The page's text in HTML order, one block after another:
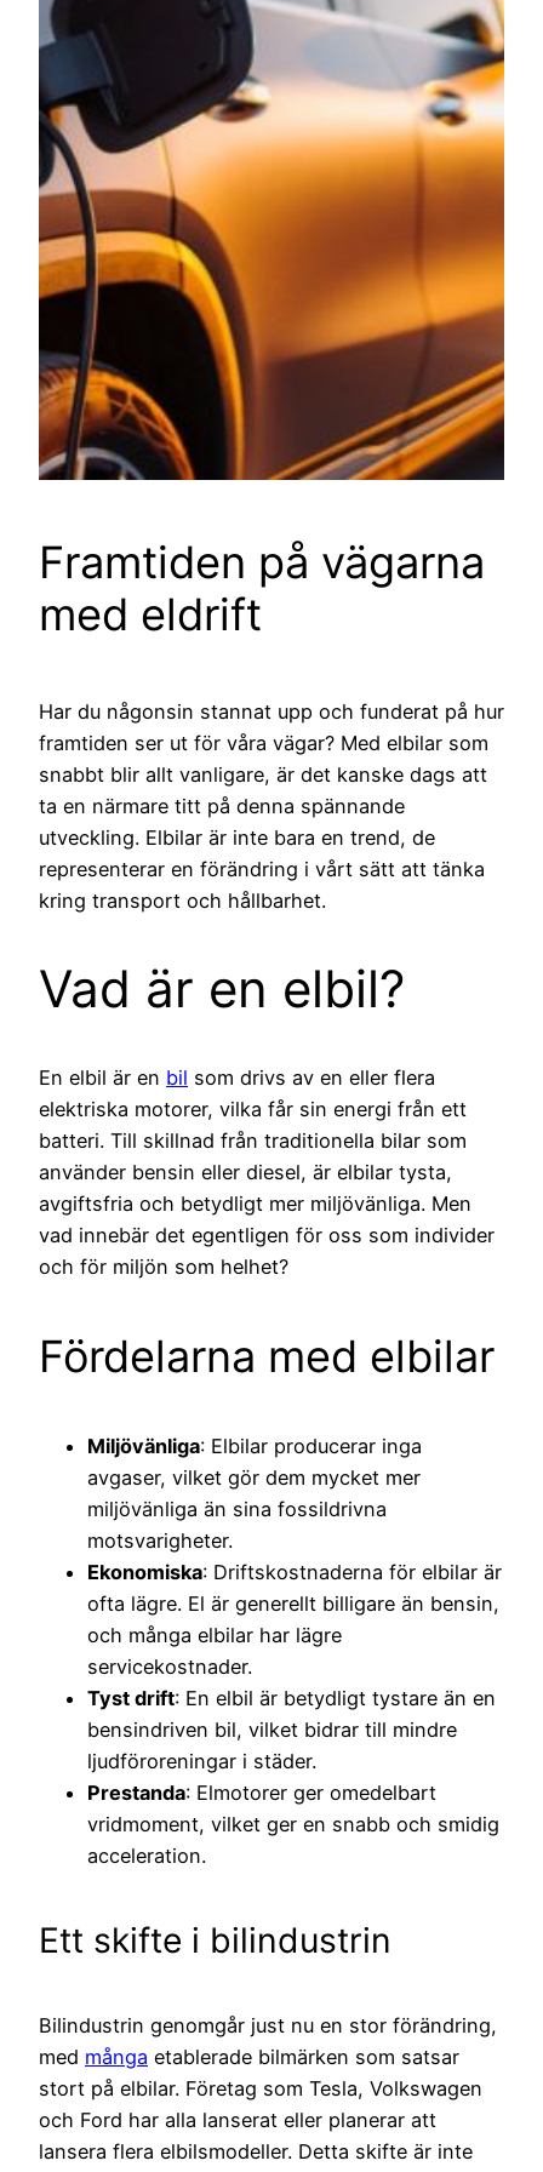
Framtiden på vägarna
med eldrift
Har du någonsin stannat upp och funderat på hur
framtiden ser ut för våra vägar? Med elbilar som
snabbt blir allt vanligare, är det kanske dags att
ta en närmare titt på denna spännande
utveckling. Elbilar är inte bara en trend, de
representerar en förändring i vårt sätt att tänka
kring transport och hållbarhet.
Vad är en elbil?
En elbil är en bil som drivs av en eller flera
elektriska motorer, vilka får sin energi från ett
batteri. Till skillnad från traditionella bilar som
använder bensin eller diesel, är elbilar tysta,
avgiftsfria och betydligt mer miljövänliga. Men
vad innebär det egentligen för oss som individer
och för miljön som helhet?
Fördelarna med elbilar
Miljövänliga: Elbilar producerar inga
avgaser, vilket gör dem mycket mer
miljövänliga än sina fossildrivna
motsvarigheter.
Ekonomiska: Driftskostnaderna för elbilar är
ofta lägre. El är generellt billigare än bensin,
och många elbilar har lägre
servicekostnader.
Tyst drift: En elbil är betydligt tystare än en
bensindriven bil, vilket bidrar till mindre
ljudföroreningar i städer.
Prestanda: Elmotorer ger omedelbart
vridmoment, vilket ger en snabb och smidig
acceleration.
Ett skifte i bilindustrin
Bilindustrin genomgår just nu en stor förändring,
med många etablerade bilmärken som satsar
stort på elbilar. Företag som Tesla, Volkswagen
och Ford har alla lanserat eller planerar att
lansera flera elbilsmodeller. Detta skifte är inte